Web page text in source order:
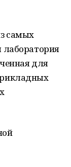
самых
лаборатория
для